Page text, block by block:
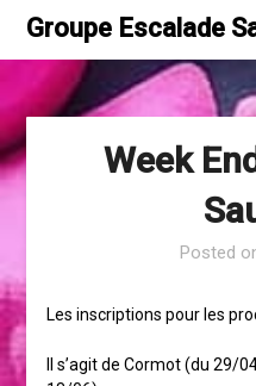
Skip
content
Groupe Escalade
Week
Posted
Les inscriptions pour les
Il s’agit de Cormot (du 29/